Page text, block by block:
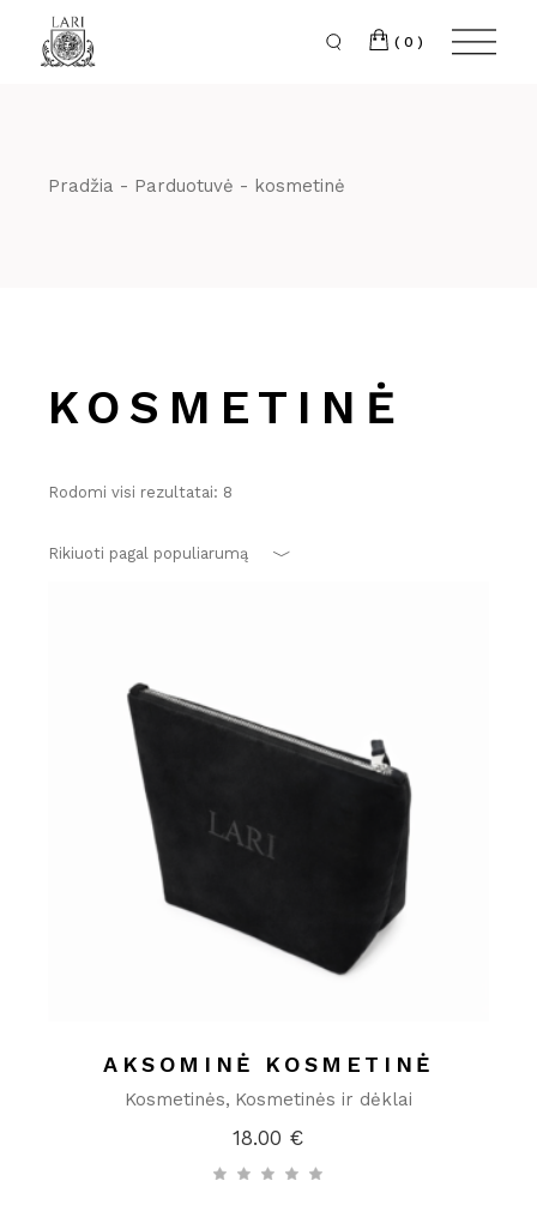
content
(0)
Pradžia Parduotuvė kosmetinė
KOSMETINĖ
Rodomi visi rezultatai: 8
Rikiuoti pagal populiarumą
AKSOMINĖ KOSMETINĖ
Kosmetinės Kosmetinės ir dėklai
18.00 €